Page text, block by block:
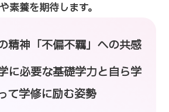
素養を期待します。
精神「不偏不羈」への共感
に必要な基礎学力と自ら学
て学修に励む姿勢